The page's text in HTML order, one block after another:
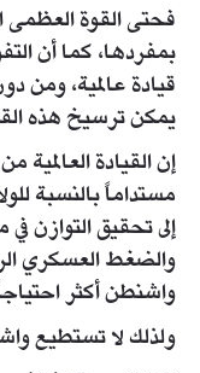
فحتى القوة العظمى
بمفردها، كما أن
قيادة عالمية، ومن
يمكن ترسيخ هذه
إن القيادة
مستداماً بالنسبة
إلى تحقيق التوازن
والضغط العسكري
واشنطن أكثر
ولذلك لا تستطيع